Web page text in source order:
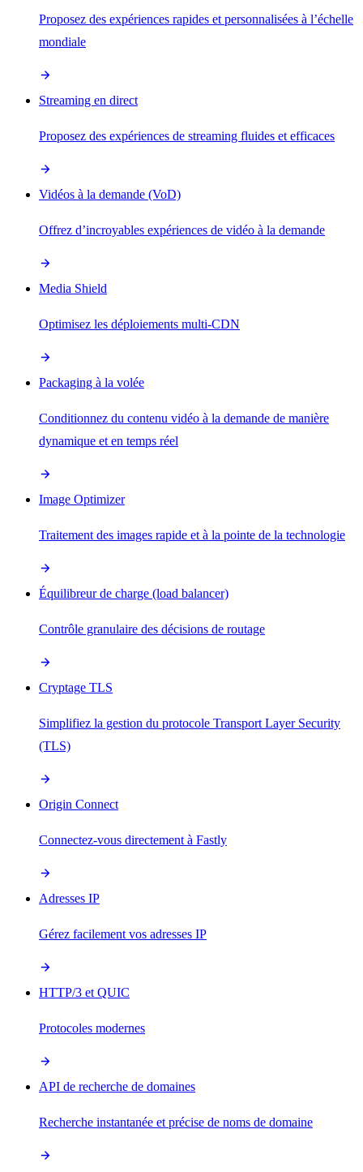
Proposez des expériences rapides et personnalisées à l’échelle
mondiale
Streaming en direct
Proposez des expériences de streaming fluides et efficaces
Vidéos à la demande (VoD)
Offrez d’incroyables expériences de vidéo à la demande
Media Shield
Optimisez les déploiements multi-CDN
Packaging à la volée
Conditionnez du contenu vidéo à la demande de manière
dynamique et en temps réel
Image Optimizer
Traitement des images rapide et à la pointe de la technologie
Équilibreur de charge (load balancer)
Contrôle granulaire des décisions de routage
Cryptage TLS
Simplifiez la gestion du protocole Transport Layer Security
(TLS)
Origin Connect
Connectez-vous directement à Fastly
Adresses IP
Gérez facilement vos adresses IP
HTTP/3 et QUIC
Protocoles modernes
API de recherche de domaines
Recherche instantanée et précise de noms de domaine